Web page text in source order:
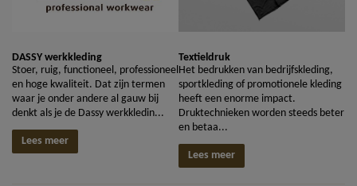
DASSY werkkleding
Stoer, ruig, functioneel, professioneel
en hoge kwaliteit. Dat zijn termen
waar je onder andere al gauw bij
denkt als je de Dassy werkkledin...
Lees meer
Textieldruk
Het bedrukken van bedrijfskleding,
sportkleding of promotionele kleding
heeft een enorme impact.
Druktechnieken worden steeds beter
en betaa...
Lees meer